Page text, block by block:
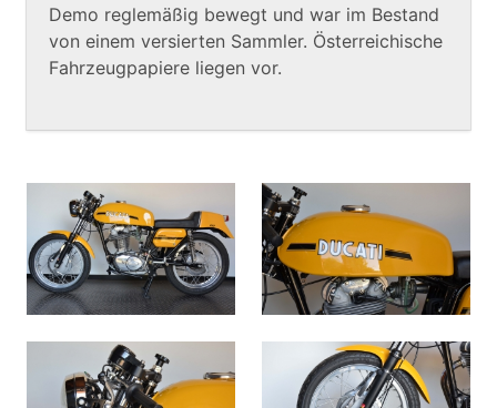
Demo reglemäßig bewegt und war im Bestand
von einem versierten Sammler. Österreichische
Fahrzeugpapiere liegen vor.